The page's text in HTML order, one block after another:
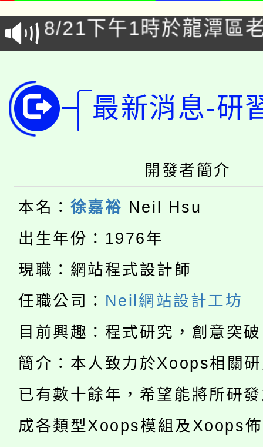
場熱烈登場!
8/21下午1時於龍潭區
徵才活動。
YOUNG桃局內行報名
局官網。
開!
115年桃園市運動會8/
桃園市低收入戶享有免
視費優惠，中低收入戶
半價優惠，詳情可洽有
者。
大園自造教育及科技
份教師增能研習
大溪自造教育及科技中
份教師研習
淨零綠生活教案入校路
會
程
8/21下午1時於龍潭區
YOUNG桃局內行報名
局官網。
8月14至27日，桃園電
開!
115年桃園市運動會8/
田徑場及游泳池舉行。
桃園市低收入戶享有免
最新消息-研
開發者簡介
本名： 徐嘉裕 Neil Hsu
出生年份：1976年
現職：網站程式設計師
任職公司： Neil網站設計工坊
目前興趣：程式研究，創意突
簡介：本人致力於Xoops相關
已有數十餘年，希望能將所研
成各類型Xoops模組及Xoops